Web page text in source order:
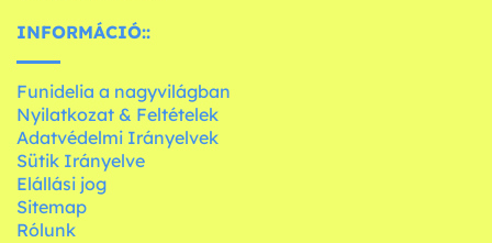
INFORMÁCIÓ::
Funidelia a nagyvilágban
Nyilatkozat & Feltételek
Adatvédelmi Irányelvek
Sütik Irányelve
Elállási jog
Sitemap
Rólunk